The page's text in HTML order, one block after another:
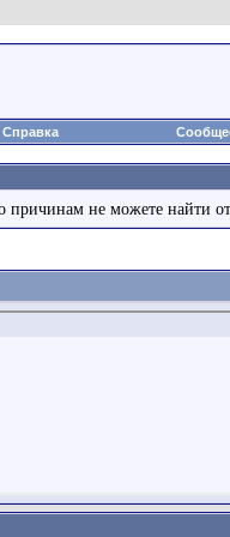
Справка
причинам не можете найти